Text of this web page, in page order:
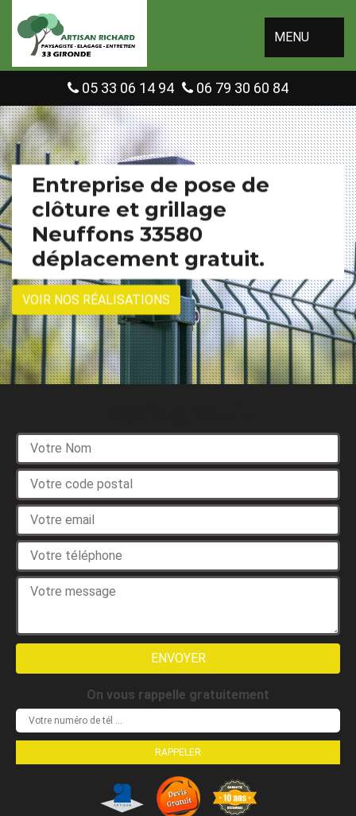
MENU
05 33 06 14 94 06 79 30 60 84
Entreprise de pose de
clôture et grillage
Neuffons 33580
déplacement gratuit.
VOIR NOS RÉALISATIONS
On vous rappelle gratuitement